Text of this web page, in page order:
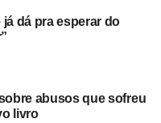
dá pra esperar do
abusos que sofreu
livro